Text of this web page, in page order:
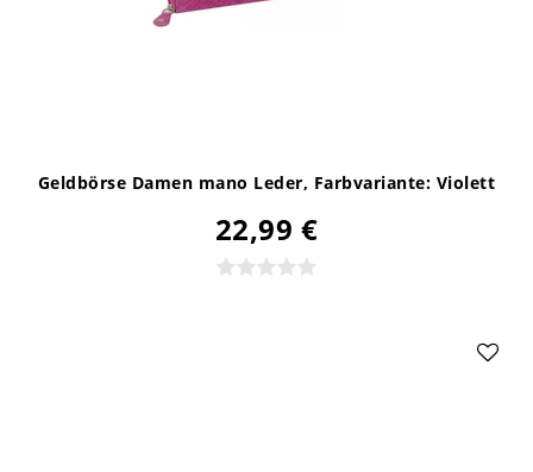
Geldbörse Damen mano Leder, Farbvariante: Violett
22,99 €